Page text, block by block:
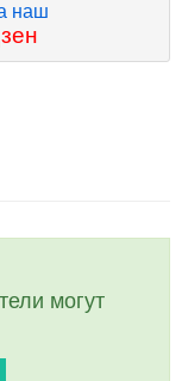
наш
могут